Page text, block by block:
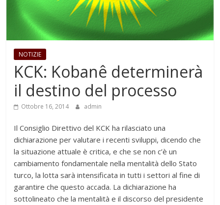
NOTIZIE
KCK: Kobanê determinerà
il destino del processo
Ottobre 16, 2014 admin
Il Consiglio Direttivo del KCK ha rilasciato una
dichiarazione per valutare i recenti sviluppi, dicendo che
la situazione attuale è critica, e che se non c’è un
cambiamento fondamentale nella mentalità dello Stato
turco, la lotta sarà intensificata in tutti i settori al fine di
garantire che questo accada. La dichiarazione ha
sottolineato che la mentalità e il discorso del presidente